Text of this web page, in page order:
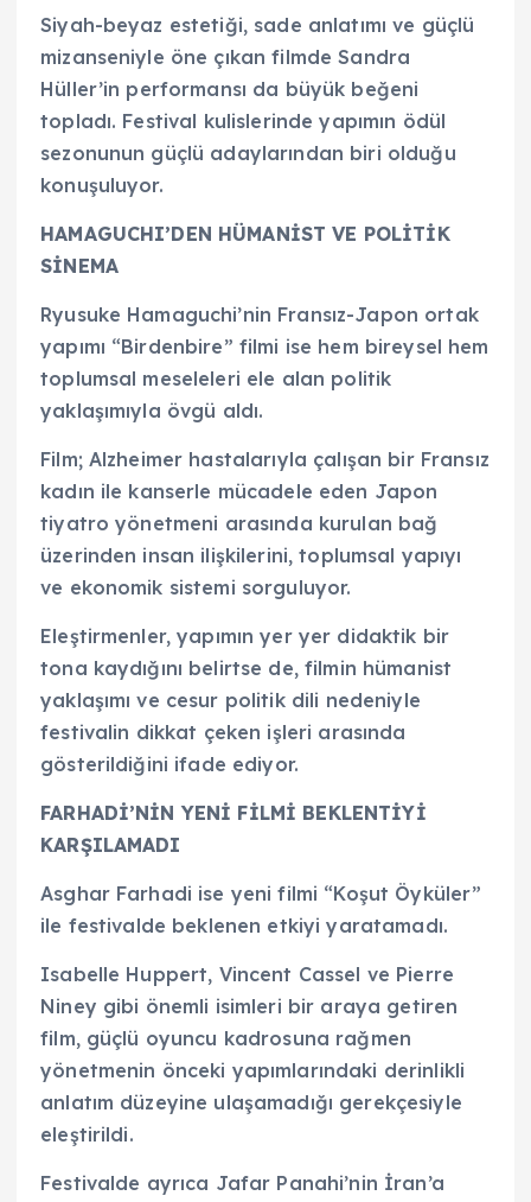
Siyah-beyaz estetiği, sade anlatımı ve güçlü
mizanseniyle öne çıkan filmde Sandra
Hüller’in performansı da büyük beğeni
topladı. Festival kulislerinde yapımın ödül
sezonunun güçlü adaylarından biri olduğu
konuşuluyor.
HAMAGUCHI’DEN HÜMANİST VE POLİTİK
SİNEMA
Ryusuke Hamaguchi’nin Fransız-Japon ortak
yapımı “Birdenbire” filmi ise hem bireysel hem
toplumsal meseleleri ele alan politik
yaklaşımıyla övgü aldı.
Film; Alzheimer hastalarıyla çalışan bir Fransız
kadın ile kanserle mücadele eden Japon
tiyatro yönetmeni arasında kurulan bağ
üzerinden insan ilişkilerini, toplumsal yapıyı
ve ekonomik sistemi sorguluyor.
Eleştirmenler, yapımın yer yer didaktik bir
tona kaydığını belirtse de, filmin hümanist
yaklaşımı ve cesur politik dili nedeniyle
festivalin dikkat çeken işleri arasında
gösterildiğini ifade ediyor.
FARHADİ’NİN YENİ FİLMİ BEKLENTİYİ
KARŞILAMADI
Asghar Farhadi ise yeni filmi “Koşut Öyküler”
ile festivalde beklenen etkiyi yaratamadı.
Isabelle Huppert, Vincent Cassel ve Pierre
Niney gibi önemli isimleri bir araya getiren
film, güçlü oyuncu kadrosuna rağmen
yönetmenin önceki yapımlarındaki derinlikli
anlatım düzeyine ulaşamadığı gerekçesiyle
eleştirildi.
Festivalde ayrıca Jafar Panahi’nin İran’a